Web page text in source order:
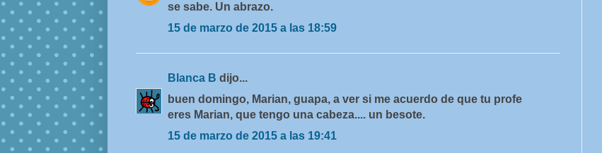
se sabe. Un abrazo.
15 de marzo de 2015 a las 18:59
Blanca B dijo...
buen domingo, Marian, guapa, a ver si me acuerdo de que tu profe
eres Marian, que tengo una cabeza.... un besote.
15 de marzo de 2015 a las 19:41